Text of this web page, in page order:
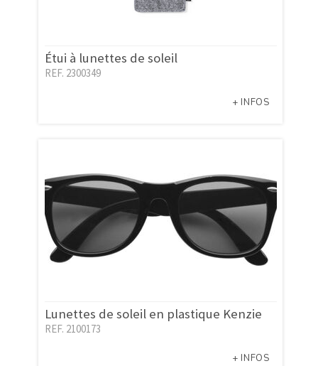
Étui à lunettes de soleil
REF. 2300349
+ INFOS
Lunettes de soleil en plastique Kenzie
REF. 2100173
+ INFOS